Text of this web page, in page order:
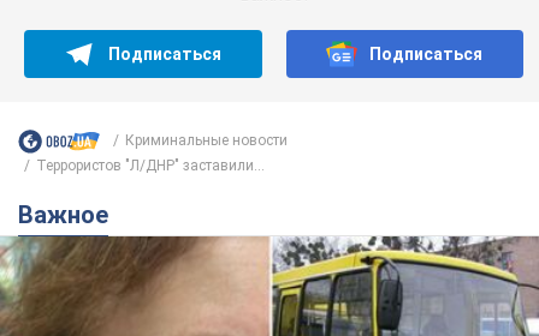
Подписаться Подписаться
Криминальные новости
Террористов "Л/ДНР" заставили...
Важное